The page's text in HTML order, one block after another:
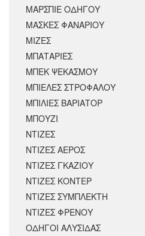
ΜΑΡΣΠΙΕ ΟΔΗΓΟΥ
ΜΑΣΚΕΣ ΦΑΝΑΡΙΟΥ
ΜΙΖΕΣ
ΜΠΑΤΑΡΙΕΣ
ΜΠΕΚ ΨΕΚΑΣΜΟΥ
ΜΠΙΕΛΕΣ ΣΤΡΟΦΑΛΟΥ
ΜΠΙΛΙΕΣ ΒΑΡΙΑΤΟΡ
ΜΠΟΥΖΙ
ΝΤΙΖΕΣ
ΝΤΙΖΕΣ ΑΕΡΟΣ
ΝΤΙΖΕΣ ΓΚΑΖΙΟΥ
ΝΤΙΖΕΣ ΚΟΝΤΕΡ
ΝΤΙΖΕΣ ΣΥΜΠΛΕΚΤΗ
ΝΤΙΖΕΣ ΦΡΕΝΟΥ
ΟΔΗΓΟΙ ΑΛΥΣΙΔΑΣ